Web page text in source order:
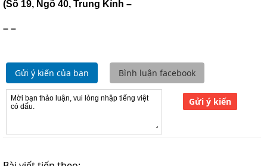
(Số 19, Ngõ 40, Trung Kính –
– –
Gửi ý kiến của bạn Bình luận facebook
Gửi ý kiến